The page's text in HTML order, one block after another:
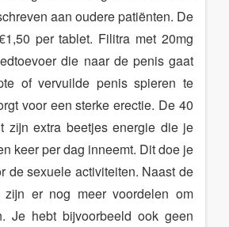
aan oudere patiënten. De
per tablet. Filitra met 20mg
die naar de penis gaat
of vervuilde penis spieren te
voor een sterke erectie. De 40
zijn extra beetjes energie die je
keer per dag inneemt. Dit doe je
de sexuele activiteiten. Naast de
zijn er nog meer voordelen om
Je hebt bijvoorbeeld ook geen